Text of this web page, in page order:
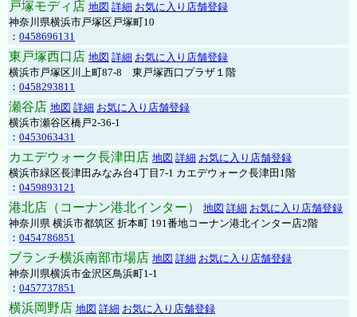
戸塚モディ店 地図 詳細 お気に入り店舗登録
神奈川県横浜市戸塚区戸塚町10
： 0458696131
東戸塚西口店 地図 詳細 お気に入り店舗登録
横浜市戸塚区川上町87-8 東戸塚西口プラザ１階
： 0458293811
瀬谷店 地図 詳細 お気に入り店舗登録
横浜市瀬谷区橋戸2-36-1
： 0453063431
カエデウォーク長津田店 地図 詳細 お気に入り店舗登録
横浜市緑区長津田みなみ台4丁目7-1 カエデウォーク長津田1階
： 0459893121
港北店（コーナン港北インター） 地図 詳細 お気に入り店舗登録
神奈川県 横浜市都筑区 折本町 191番地コーナン港北インター店2階
： 0454786851
ブランチ横浜南部市場店 地図 詳細 お気に入り店舗登録
神奈川県横浜市金沢区鳥浜町1-1
： 0457737851
横浜岡野店 地図 詳細 お気に入り店舗登録